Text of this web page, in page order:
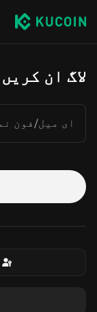
لاگ ان کریں
ای میل/فون